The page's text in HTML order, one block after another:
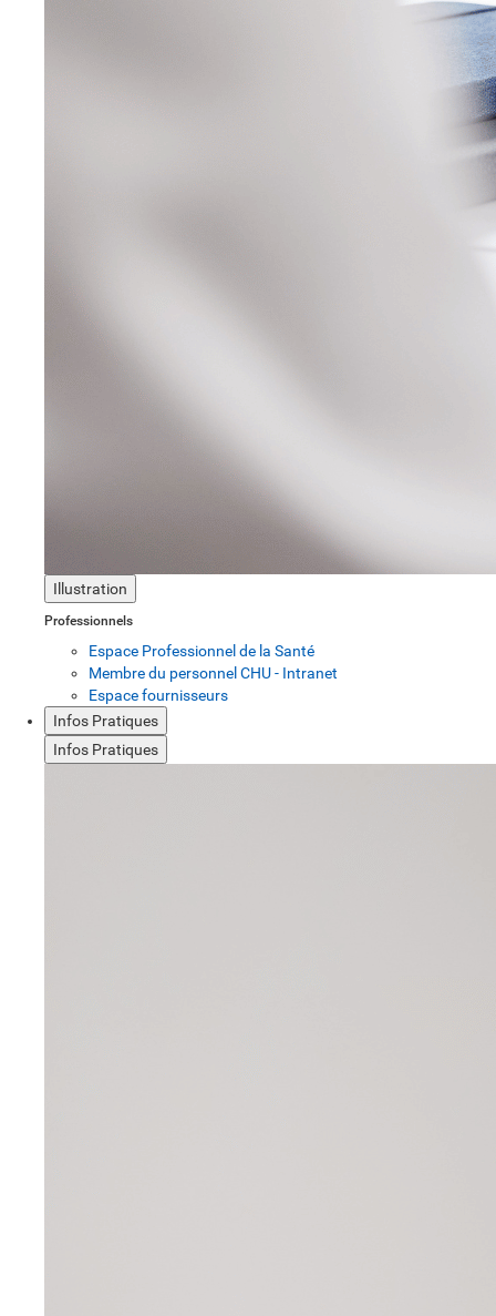
Illustration
Professionnels
Espace Professionnel de la Santé
Membre du personnel CHU - Intranet
Espace fournisseurs
Infos Pratiques
Infos Pratiques